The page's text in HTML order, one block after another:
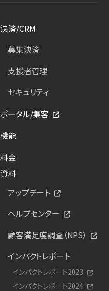
決済/CRM
募集決済
支援者管理
セキュリティ
ポータル/集客
機能
料金
資料
アップデート
ヘルプセンター
顧客満足度調査（NPS）
インパクトレポート
インパクトレポート2023
インパクトレポート2024